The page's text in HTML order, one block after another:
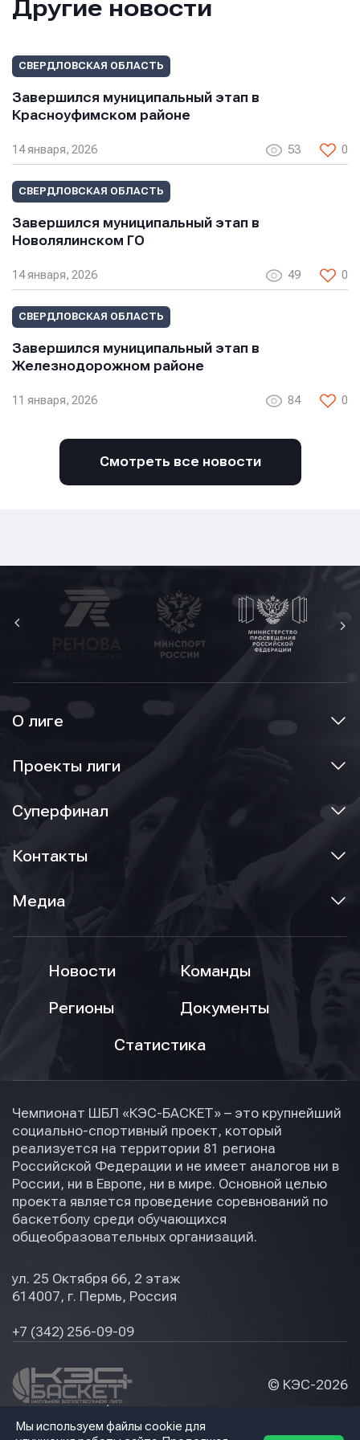
Другие новости
СВЕРДЛОВСКАЯ ОБЛАСТЬ
Завершился муниципальный этап в
Красноуфимском районе
14 января, 2026 53 0
СВЕРДЛОВСКАЯ ОБЛАСТЬ
Завершился муниципальный этап в
Новолялинском ГО
14 января, 2026 49 0
СВЕРДЛОВСКАЯ ОБЛАСТЬ
Завершился муниципальный этап в
Железнодорожном районе
11 января, 2026 84 0
Смотреть все новости
О лиге
Проекты лиги
Суперфинал
Контакты
Медиа
Новости
Команды
Регионы
Документы
Статистика
Чемпионат ШБЛ «КЭС-БАСКЕТ» – это крупнейший
социально-спортивный проект, который
реализуется на территории 81 региона
Российской Федерации и не имеет аналогов ни в
России, ни в Европе, ни в мире. Основной целью
проекта является проведение соревнований по
баскетболу среди обучающихся
общеобразовательных организаций.
ул. 25 Октября 66, 2 этаж
614007, г. Пермь, Россия
+7 (342) 256-09-09
© КЭС-2026
Политика конфидециальности
Мы используем файлы cookie для